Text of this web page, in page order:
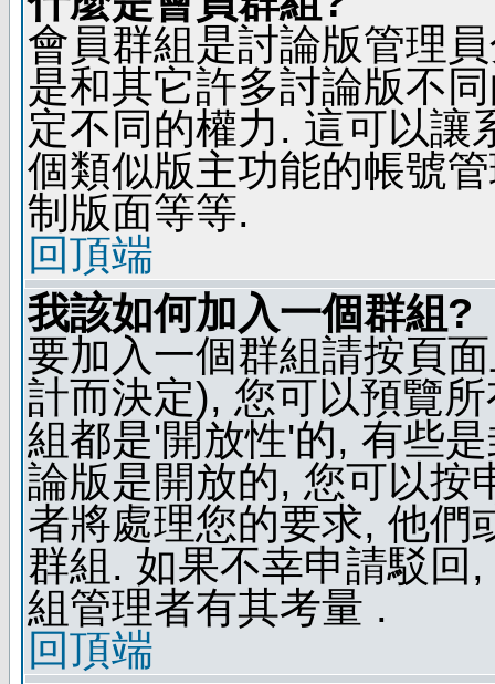
會員群組是討論版管理
是和其它許多討論版不
定不同的權力. 這可以讓
個類似版主功能的帳號
制版面等等.
回頂端
我該如何加入一個群組?
要加入一個群組請按頁
計而決定), 您可以預覽
組都是'開放性'的, 有些
論版是開放的, 您可以按
者將處理您的要求, 他們
群組. 如果不幸申請駁回
組管理者有其考量 .
回頂端